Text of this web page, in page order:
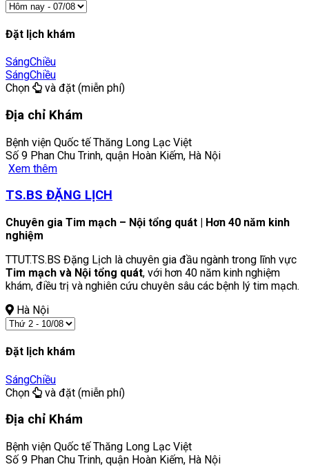
Đặt lịch khám
SángChiều
SángChiều
Chọn
và đặt (miễn phí)
Địa chỉ Khám
Bệnh viện Quốc tế Thăng Long Lạc Việt
Số 9 Phan Chu Trinh, quận Hoàn Kiếm, Hà Nội
Xem thêm
TS.BS ĐẶNG LỊCH
Chuyên gia Tim mạch – Nội tổng quát | Hơn 40 năm kinh
nghiệm
TTUT.TS.BS Đặng Lịch là chuyên gia đầu ngành trong lĩnh vực
Tim mạch và Nội tổng quát, với hơn 40 năm kinh nghiệm
khám, điều trị và nghiên cứu chuyên sâu các bệnh lý tim mạch.
Hà Nội
Đặt lịch khám
SángChiều
Chọn
và đặt (miễn phí)
Địa chỉ Khám
Bệnh viện Quốc tế Thăng Long Lạc Việt
Số 9 Phan Chu Trinh, quận Hoàn Kiếm, Hà Nội